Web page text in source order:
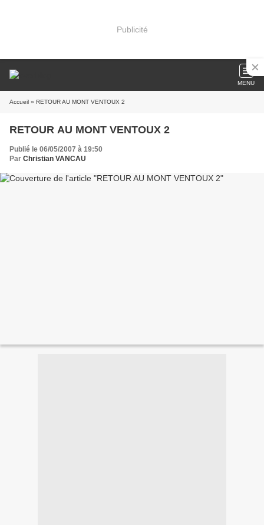
Publicité
MENU
Accueil » RETOUR AU MONT VENTOUX 2
RETOUR AU MONT VENTOUX 2
Publié le 06/05/2007 à 19:50
Par Christian VANCAU